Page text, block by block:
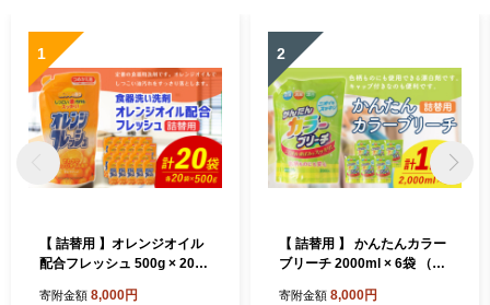
1
【 詰替用 】オレンジオイル
配合フレッシュ 500g × 20袋
寄附金額 8,000円
2
【 詰替用 】 かんたんカラー
ブリーチ 2000ml × 6袋 （合
寄附金額 8,000円